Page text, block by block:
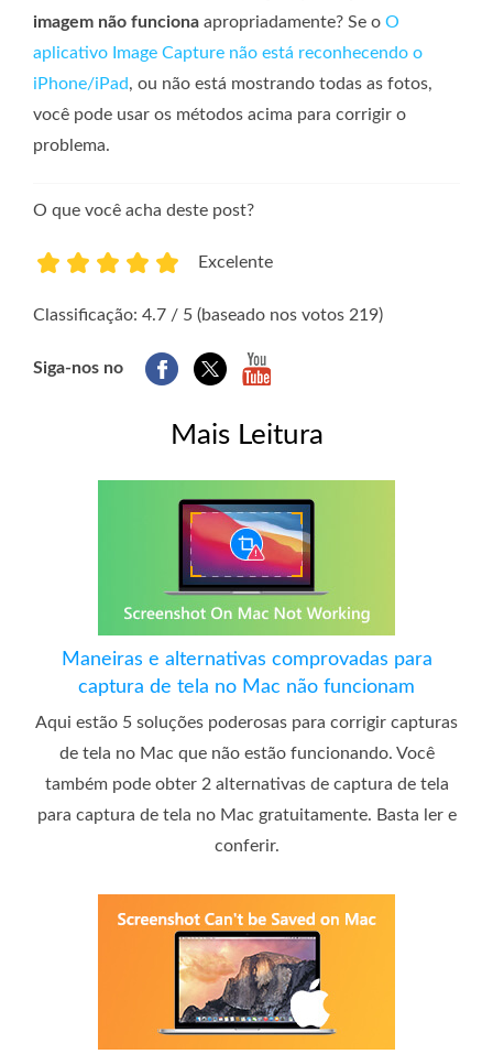
imagem não funciona apropriadamente? Se o O
aplicativo Image Capture não está reconhecendo o
iPhone/iPad, ou não está mostrando todas as fotos,
você pode usar os métodos acima para corrigir o
problema.
O que você acha deste post?
Excelente
Classificação: 4.7 / 5 (baseado nos votos 219)
Siga-nos no
Mais Leitura
Maneiras e alternativas comprovadas para
captura de tela no Mac não funcionam
Aqui estão 5 soluções poderosas para corrigir capturas
de tela no Mac que não estão funcionando. Você
também pode obter 2 alternativas de captura de tela
para captura de tela no Mac gratuitamente. Basta ler e
conferir.